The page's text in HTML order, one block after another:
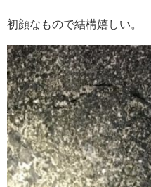
初顔なもので結構嬉しい。